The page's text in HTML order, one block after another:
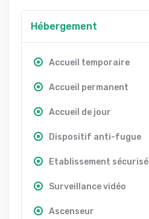
Hébergement
Accueil temporaire
Accueil permanent
Accueil de jour
Dispositif anti-fugue
Etablissement sécurisé
Surveillance vidéo
Ascenseur